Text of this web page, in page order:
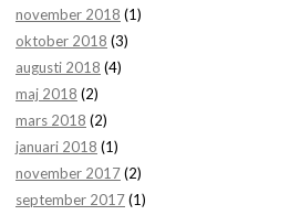
november 2018 (1)
oktober 2018 (3)
augusti 2018 (4)
maj 2018 (2)
mars 2018 (2)
januari 2018 (1)
november 2017(2)
september 2017(1)